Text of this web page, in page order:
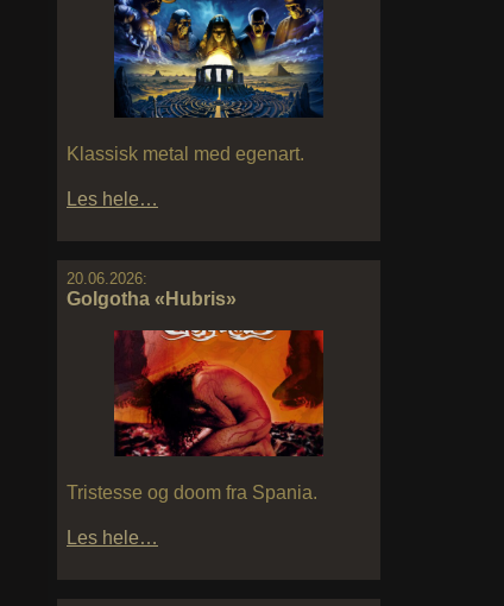
Klassisk metal med egenart.
Les hele…
20.06.2026:
Golgotha «Hubris»
Tristesse og doom fra Spania.
Les hele…